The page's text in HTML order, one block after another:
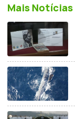
Mais Notícias